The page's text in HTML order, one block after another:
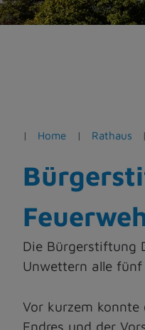
e
n
Home Rathaus
Die Bürgerstiftung
Unwettern alle
Vor kurzem konnte
Endres und der